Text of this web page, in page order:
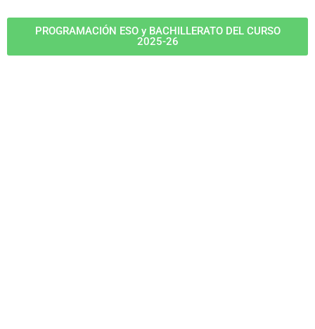
PROGRAMACIÓN ESO y BACHILLERATO DEL CURSO
2025-26